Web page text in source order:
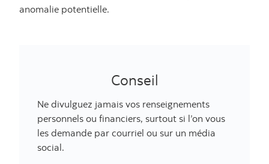
anomalie potentielle.
Conseil
Ne divulguez jamais vos renseignements
personnels ou financiers, surtout si l’on vous
les demande par courriel ou sur un média
social.